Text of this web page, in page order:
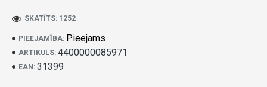
PIEEJAMĪBA: Pieejams
ARTIKULS: 4400000085971
EAN: 31399
SKATĪTS: 1252